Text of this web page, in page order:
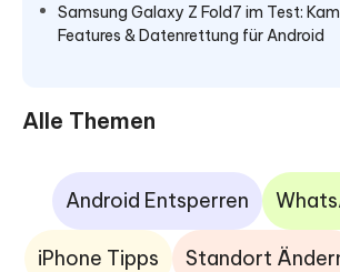
Samsung Galaxy Z Fold7 im Test:
Features & Datenrettung für Android
Alle Themen
Android Entsperren
iPhone Tipps Standort